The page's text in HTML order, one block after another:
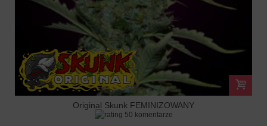
Original Skunk FEMINIZOWANY
50 komentarze